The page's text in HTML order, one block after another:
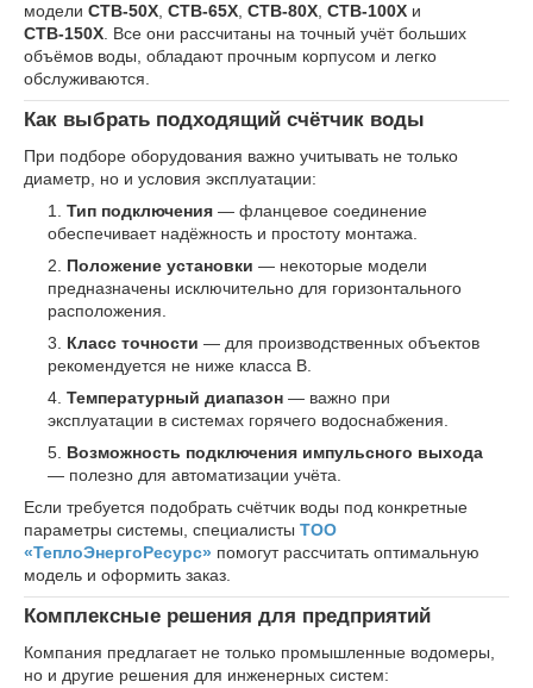
модели СТВ-50Х СТВ-65Х СТВ-80Х СТВ-100Х и
СТВ-150Х . Все они рассчитаны на точный учёт больших
объёмов воды, обладают прочным корпусом и легко
обслуживаются.
Как выбрать подходящий счётчик воды
При подборе оборудования важно учитывать не только
диаметр, но и условия эксплуатации:
Тип подключения — фланцевое соединение
обеспечивает надёжность и простоту монтажа.
Положение установки — некоторые модели
предназначены исключительно для горизонтального
расположения.
Класс точности — для производственных объектов
рекомендуется не ниже класса B.
Температурный диапазон — важно при
эксплуатации в системах горячего водоснабжения.
Возможность подключения импульсного выхода
— полезно для автоматизации учёта.
Если требуется подобрать счётчик воды под конкретные
параметры системы, специалисты ТОО
«ТеплоЭнергоРесурс» помогут рассчитать оптимальную
модель и оформить заказ.
Комплексные решения для предприятий
Компания предлагает не только промышленные водомеры,
но и другие решения для инженерных систем: